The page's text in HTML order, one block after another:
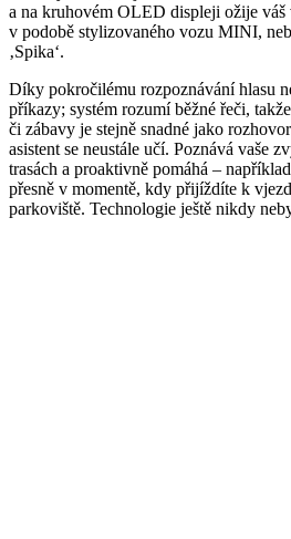
a na kruhovém OLED displeji ožije
v podobě stylizovaného vozu MINI,
‚Spika‘.
Díky pokročilému rozpoznávání hlasu
příkazy; systém rozumí běžné řeči,
či zábavy je stejně snadné jako
asistent se neustále učí. Poznává vaše
trasách a proaktivně pomáhá –
přesně v momentě, kdy přijíždíte k
parkoviště. Technologie ještě nikdy